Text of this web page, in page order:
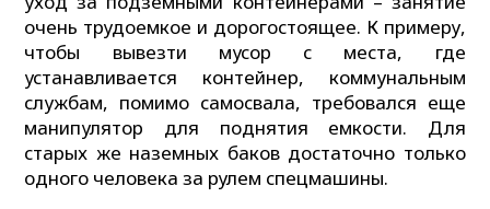
очень трудоемкое и дорогостоящее. К примеру,
чтобы вывезти мусор с места, где
устанавливается контейнер, коммунальным
службам, помимо самосвала, требовался еще
манипулятор для поднятия емкости. Для
старых же наземных баков достаточно только
одного человека за рулем спецмашины.